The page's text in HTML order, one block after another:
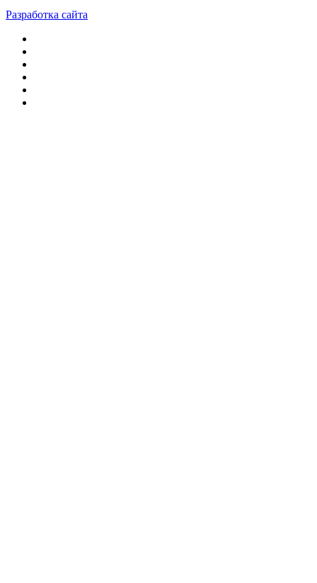
Разработка сайта